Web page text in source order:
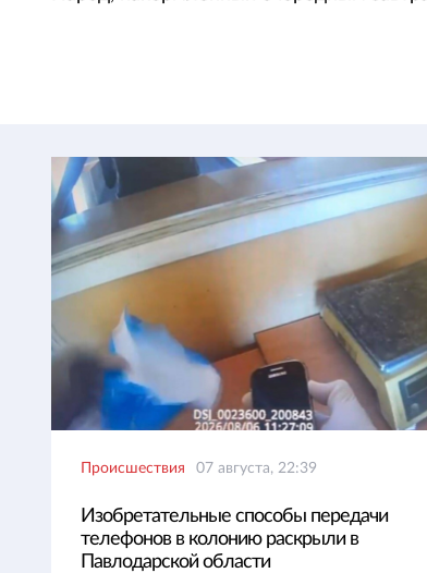
Происшествия 07 августа, 22:39
Изобретательные способы передачи
телефонов в колонию раскрыли в
Павлодарской области